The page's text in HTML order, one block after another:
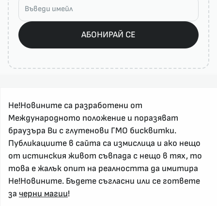
АБОНИРАЙ СЕ
За реклама и връзка с нас, пишете на
nenovinite@gmail.com
Контакт
За нас
Напиши Не!Новина
Не!Новините са разработени от
Международното положение и поразяват
браузъра Ви с глутенови ГМО бисквитки.
Публикациите в сайта са измислица и ако нещо
от истинския живот съвпада с нещо в тях, то
това е жалък опит на реалността да имитира
Не!Новините. Бъдете съгласни или се гответе
за черни магии!